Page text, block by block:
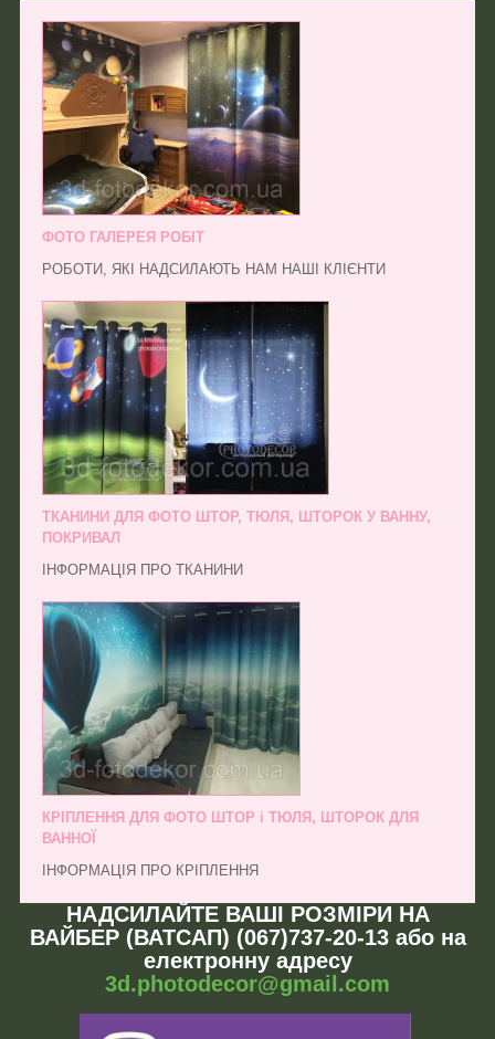
ФОТО ГАЛЕРЕЯ РОБІТ
РОБОТИ, ЯКІ НАДСИЛАЮТЬ НАМ НАШІ КЛІЄНТИ
ТКАНИНИ ДЛЯ ФОТО ШТОР, ТЮЛЯ, ШТОРОК У ВАННУ,
ПОКРИВАЛ
ІНФОРМАЦІЯ ПРО ТКАНИНИ
КРІПЛЕННЯ ДЛЯ ФОТО ШТОР і ТЮЛЯ, ШТОРОК ДЛЯ
ВАННОЇ
ІНФОРМАЦІЯ ПРО КРІПЛЕННЯ
НАДСИЛАЙТЕ ВАШІ РОЗМІРИ НА
ВАЙБЕР (ВАТСАП) (067)737-20-13 або на
електронну адресу
3d.photodecor@gmail.com